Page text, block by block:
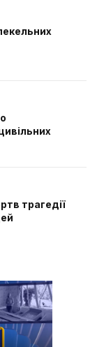
трагедії